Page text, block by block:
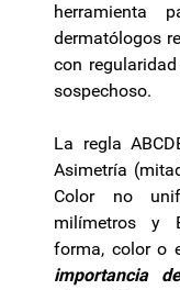
herramienta
dermatólogos
con
sospechoso.
La regla
Asimetría
Color no
milímetros y
forma, color o
importancia